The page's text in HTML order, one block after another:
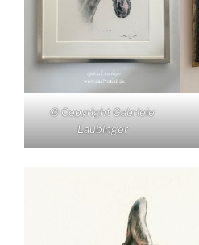
© Copyright Gabriele
Laubinger